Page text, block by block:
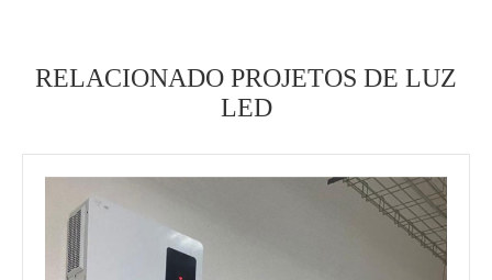
RELACIONADO PROJETOS DE LUZ
LED